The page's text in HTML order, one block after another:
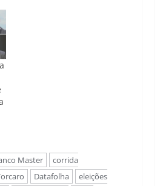
Master
corrida
Datafolha
eleições